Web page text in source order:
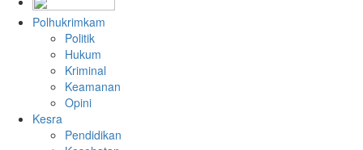
Polhukrimkam
Politik
Hukum
Kriminal
Keamanan
Opini
Kesra
Pendidikan